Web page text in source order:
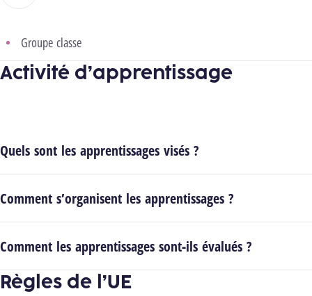
Groupe classe
Activité d’apprentissage
Quels sont les apprentissages visés ?
Comment s’organisent les apprentissages ?
Comment les apprentissages sont-ils évalués ?
Règles de l’UE